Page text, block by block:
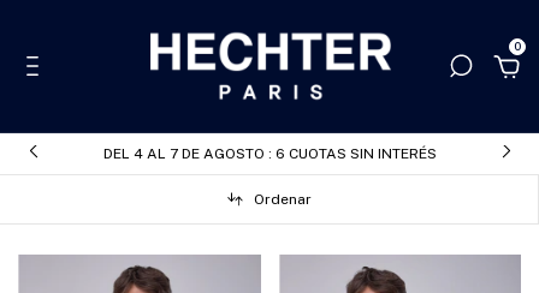
0
DEL 4 AL 7 DE AGOSTO : 6 CUOTAS SIN INTERÉS
Ordenar